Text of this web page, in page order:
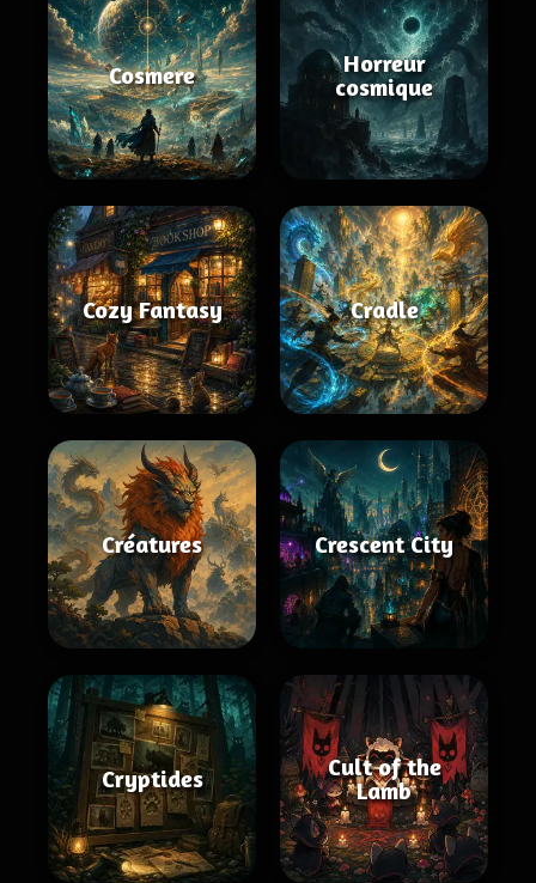
Cosmere
Horreur
cosmique
Cozy Fantasy Cradle
Créatures Crescent City
Cryptides
Cult of the
Lamb